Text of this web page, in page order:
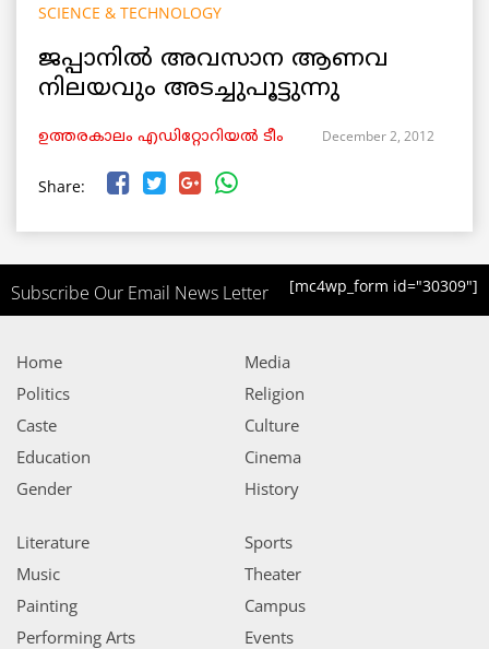
SCIENCE & TECHNOLOGY
ജപ്പാനില്‍ അവസാന ആണവ
നിലയവും അടച്ചുപൂട്ടുന്നു
ഉത്തരകാലം എഡിറ്റോറിയല്‍ ടീം December 2, 2012
Share:
Subscribe Our Email News Letter [mc4wp_form id="30309"]
Home
Politics
Caste
Education
Gender
Media
Religion
Culture
Cinema
History
Literature
Music
Painting
Performing Arts
Sports
Theater
Campus
Events